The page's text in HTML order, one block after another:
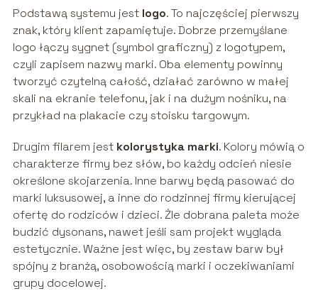
Podstawą systemu jest logo. To najczęściej pierwszy
znak, który klient zapamiętuje. Dobrze przemyślane
logo łączy sygnet (symbol graficzny) z logotypem,
czyli zapisem nazwy marki. Oba elementy powinny
tworzyć czytelną całość, działać zarówno w małej
skali na ekranie telefonu, jak i na dużym nośniku, na
przykład na plakacie czy stoisku targowym.
Drugim filarem jest kolorystyka marki. Kolory mówią o
charakterze firmy bez słów, bo każdy odcień niesie
określone skojarzenia. Inne barwy będą pasować do
marki luksusowej, a inne do rodzinnej firmy kierującej
ofertę do rodziców i dzieci. Źle dobrana paleta może
budzić dysonans, nawet jeśli sam projekt wygląda
estetycznie. Ważne jest więc, by zestaw barw był
spójny z branżą, osobowością marki i oczekiwaniami
grupy docelowej.